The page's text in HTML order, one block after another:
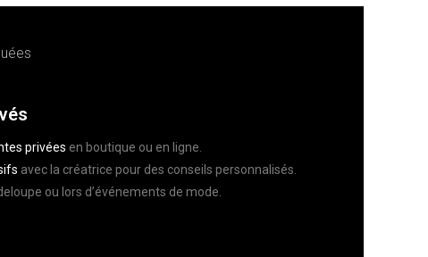
privées en boutique ou en ligne.
avec la créatrice pour des conseils personnalisés.
ou lors d’événements de mode.